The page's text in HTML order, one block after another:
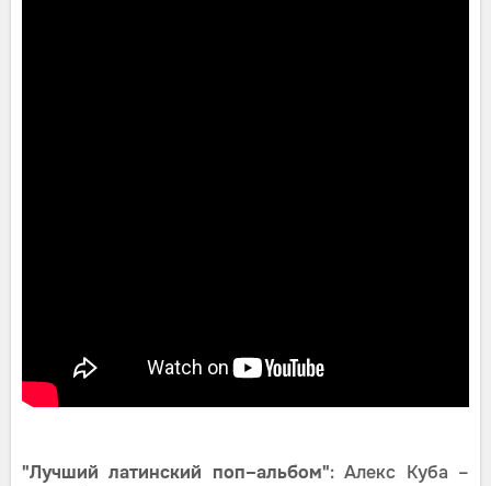
"Лучший латинский поп–альбом": Алекс Куба –